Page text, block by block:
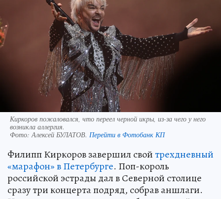
Киркоров пожаловался, что переел черной икры, из-за чего у него
возникла аллергия.
Фото: Алексей БУЛАТОВ. Перейти в Фотобанк КП
Филипп Киркоров завершил свойтрехдневный
«марафон» в Петербурге. Поп-король
российской эстрады дал в Северной столице
сразу три концерта подряд, собрав аншлаги.